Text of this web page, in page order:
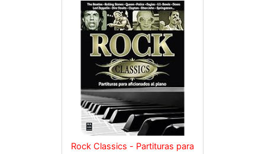
Rock Classics - Partituras para